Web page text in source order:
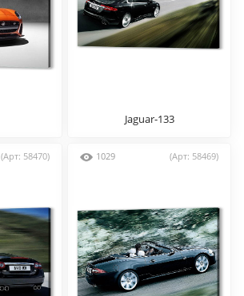
Jaguar-133
(Арт: 58470) 1029 (Арт: 58469)